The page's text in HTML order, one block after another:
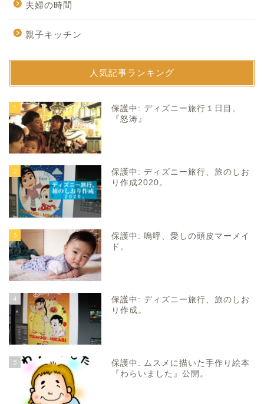
夫婦の時間
親子キッチン
人気記事ランキング
1
保護中: ディズニー旅行１日目。
『怒涛』
2
保護中: ディズニー旅行、旅のしお
り作成2020。
3
保護中: 嗚呼、愛しの頭皮マーメイ
ド。
4
保護中: ディズニー旅行、旅のしお
り作成。
5
保護中: ムスメに描いた手作り絵本
『わらいました』公開。